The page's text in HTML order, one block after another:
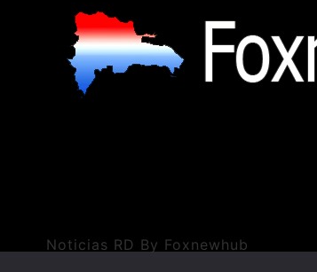
Noticias RD By Foxnewhub